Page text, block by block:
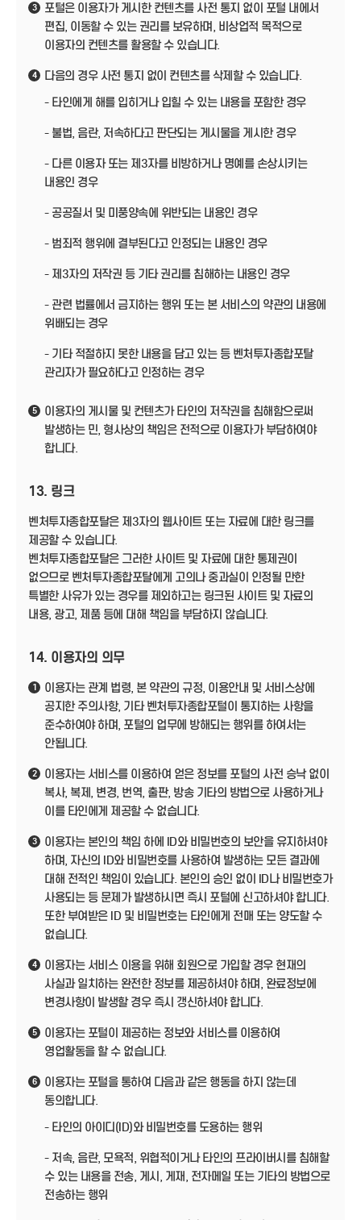
3
포털은 이용자가 게시한 컨텐츠를 사전 통지 없이 포털 내에서
편집, 이동할 수 있는 권리를 보유하며, 비상업적 목적으로
이용자의 컨텐츠를 활용할 수 있습니다.
4
다음의 경우 사전 통지 없이 컨텐츠를 삭제할 수 있습니다.
- 타인에게 해를 입히거나 입힐 수 있는 내용을 포함한 경우
- 불법, 음란, 저속하다고 판단되는 게시물을 게시한 경우
- 다른 이용자 또는 제3자를 비방하거나 명예를 손상시키는
내용인 경우
- 공공질서 및 미풍양속에 위반되는 내용인 경우
- 범죄적 행위에 결부된다고 인정되는 내용인 경우
- 제3자의 저작권 등 기타 권리를 침해하는 내용인 경우
- 관련 법률에서 금지하는 행위 또는 본 서비스의 약관의 내용에
위배되는 경우
- 기타 적절하지 못한 내용을 담고 있는 등 벤처투자종합포탈
관리자가 필요하다고 인정하는 경우
5
이용자의 게시물 및 컨텐츠가 타인의 저작권을 침해함으로써
발생하는 민, 형사상의 책임은 전적으로 이용자가 부담하여야
합니다.
13. 링크
벤처투자종합포탈은 제3자의 웹사이트 또는 자료에 대한 링크를
제공할 수 있습니다.
벤처투자종합포탈은 그러한 사이트 및 자료에 대한 통제권이
없으므로 벤처투자종합포탈에게 고의나 중과실이 인정될 만한
특별한 사유가 있는 경우를 제외하고는 링크된 사이트 및 자료의
내용, 광고, 제품 등에 대해 책임을 부담하지 않습니다.
14. 이용자의 의무
1
이용자는 관계 법령, 본 약관의 규정, 이용안내 및 서비스상에
공지한 주의사항, 기타 벤처투자종합포털이 통지하는 사항을
준수하여야 하며, 포털의 업무에 방해되는 행위를 하여서는
안됩니다.
2
이용자는 서비스를 이용하여 얻은 정보를 포털의 사전 승낙 없이
복사, 복제, 변경, 번역, 출판, 방송 기타의 방법으로 사용하거나
이를 타인에게 제공할 수 없습니다.
3
이용자는 본인의 책임 하에 ID와 비밀번호의 보안을 유지하셔야
하며, 자신의 ID와 비밀번호를 사용하여 발생하는 모든 결과에
대해 전적인 책임이 있습니다. 본인의 승인 없이 ID나 비밀번호가
사용되는 등 문제가 발생하시면 즉시 포털에 신고하셔야 합니다.
또한 부여받은 ID 및 비밀번호는 타인에게 전매 또는 양도할 수
없습니다.
4
이용자는 서비스 이용을 위해 회원으로 가입할 경우 현재의
사실과 일치하는 완전한 정보를 제공하셔야 하며, 완료정보에
변경사항이 발생할 경우 즉시 갱신하셔야 합니다.
5
이용자는 포털이 제공하는 정보와 서비스를 이용하여
영업활동을 할 수 없습니다.
6
이용자는 포털을 통하여 다음과 같은 행동을 하지 않는데
동의합니다.
- 타인의 아이디(ID)와 비밀번호를 도용하는 행위
- 저속, 음란, 모욕적, 위협적이거나 타인의 프라이버시를 침해할
수 있는 내용을 전송, 게시, 게재, 전자메일 또는 기타의 방법으로
전송하는 행위